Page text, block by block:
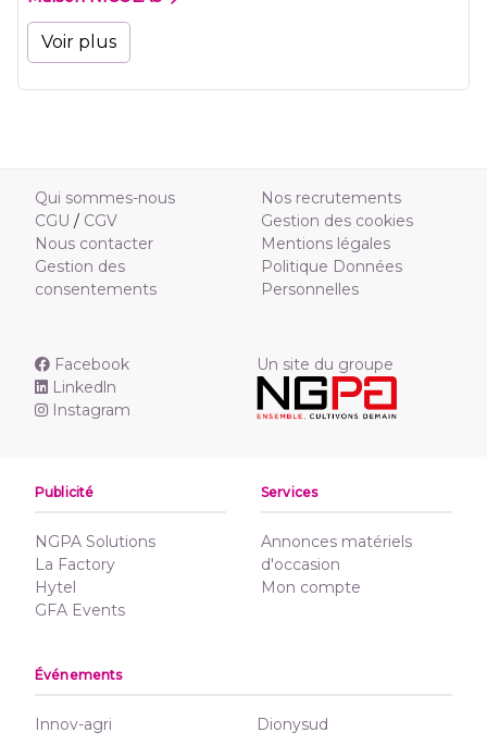
Voir plus
Qui sommes-nous
CGU / CGV
Nous contacter
Gestion des
consentements
Nos recrutements
Gestion des cookies
Mentions légales
Politique Données
Personnelles
Facebook
Linkedln
Instagram
Un site du groupe
Publicité
NGPA Solutions
La Factory
Hytel
GFA Events
Services
Annonces matériels
d'occasion
Mon compte
Événements
Innov-agri Dionysud